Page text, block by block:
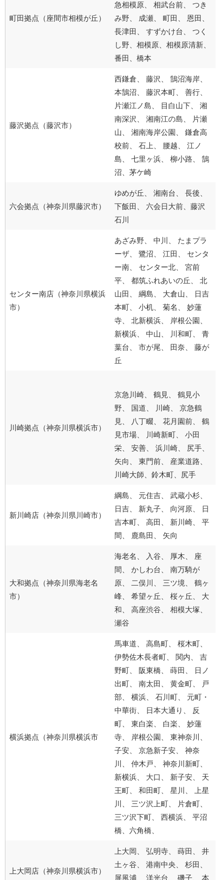
町田拠点（座間市相模が丘）
急相模原、 相武台前、 つき
み野、 成瀬、 町田、 恩田、
長津田、 すずかけ台、 つく
し野、相模原、相模原清新、
番田、橋本
藤沢拠点（藤沢市）
西鎌倉、 藤沢、 鵠沼海岸、
本鵠沼、 藤沢本町、 善行、
片瀬江ノ島、 目白山下、 湘
南深沢、 湘南江の島、 片瀬
山、 湘南海岸公園、 鎌倉高
校前、 石上、 腰越、 江ノ
島、 七里ヶ浜、 柳小路、 鵠
沼、茅ケ崎
六会拠点（神奈川県藤沢市）
ゆめが丘、 湘南台、 長後、
下飯田、 六会日大前、藤沢
石川
センター南店（神奈川県横浜
市）
あざみ野、 中川、 たまプラ
ーザ、 鷺沼、 江田、 センタ
ー南、 センター北、 宮前
平、 都筑ふれあいの丘、 北
山田、 綱島、 大倉山、 日吉
本町、 小机、 菊名、 妙蓮
寺、 北新横浜、 岸根公園、
新横浜、 中山、 川和町、 青
葉台、 市が尾、 田奈、 藤が
丘
川崎拠点（神奈川県横浜市）
京急川崎、 鶴見、 鶴見小
野、 国道、 川崎、 京急鶴
見、 八丁畷、 花月園前、 鶴
見市場、 川崎新町、 小田
栄、 安善、 浜川崎、 尻手、
矢向、 東門前、 産業道路、
川崎大師、鈴木町、尻手
新川崎店（神奈川県川崎市）
綱島、 元住吉、 武蔵小杉、
日吉、 新丸子、 向河原、 日
吉本町、 高田、 新川崎、 平
間、 鹿島田、 矢向
大和拠点（神奈川県海老名
市）
海老名、 入谷、 厚木、 座
間、 かしわ台、 南万騎が
原、 二俣川、 三ツ境、 鶴ヶ
峰、 希望ヶ丘、 桜ヶ丘、 大
和、 高座渋谷、 相模大塚、
瀬谷
横浜拠点（神奈川県横浜市
馬車道、 高島町、 桜木町、
伊勢佐木長者町、 関内、 吉
野町、 阪東橋、 蒔田、 日ノ
出町、 南太田、 黄金町、 戸
部、 横浜、 石川町、 元町・
中華街、 日本大通り、 反
町、 東白楽、 白楽、 妙蓮
寺、 岸根公園、 東神奈川、
子安、 京急新子安、 神奈
川、 仲木戸、 神奈川新町、
新横浜、 大口、 新子安、 天
王町、 和田町、 星川、 上星
川、 三ツ沢上町、 片倉町、
三ツ沢下町、 西横浜、 平沼
橋、六角橋、
上大岡店（神奈川県横浜市）
上大岡、 弘明寺、 蒔田、 井
土ヶ谷、 港南中央、 杉田、
屏風浦、 洋光台、 磯子、 本